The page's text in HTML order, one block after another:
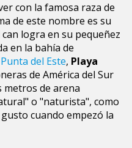
con la famosa raza de
de este nombre es su
logra en su pequeñez
en la bahía de
Punta del Este, Playa
de América del Sur
metros de arena
o "naturista", como
cuando empezó la